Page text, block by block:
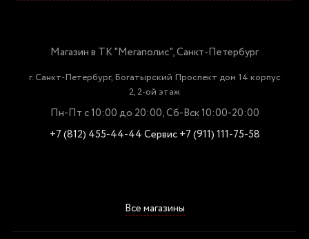
Магазин в ТК "Мегаполис", Санкт-Петербург
г. Санкт-Петербург, Богатырский Проспект дом 14 корпус
2, 2-ой этаж
Пн-Пт с 10:00 до 20:00, Сб-Вск 10:00-20:00
+7 (812) 455-44-44Сервис +7 (911) 111-75-58
Все магазины